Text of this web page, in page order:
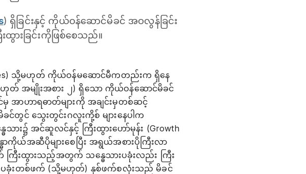
) ရှိခြင်းနှင့် ကိုယ်ဝန်ဆောင်မိခင် အဝလွန်ခြင်း
ားခြင်းကိုဖြစ်စေသည်။
သို့မဟုတ် ကိုယ်ဝန်မဆောင်မီကတည်းက ရှိနေ
မဟုတ် အမျိုးအစား ၂) ရှိသော ကိုယ်ဝန်ဆောင်မိခင်
င်မှ အာဟာရဓာတ်များကို အချင်းမှတစ်ဆင့်
တွင် သွေးတွင်းဂလူးကို့စ် များနေပါက
ေသား၌ အင်ဆူလင်နှင့် ကြီးထွားဟော်မုန်း (Growth
ာကိုယ်အဆီပိုများစေပြီး အရွယ်အစားပိုကြီးလာ
ကြီးထွားသည့်အတွက် သန္ဓေသားပခုံးလည်း ကြီး
သားပခုံးတစ်ဖက် (သို့မဟုတ်) နှစ်ဖက်စလုံးသည် မိခင်